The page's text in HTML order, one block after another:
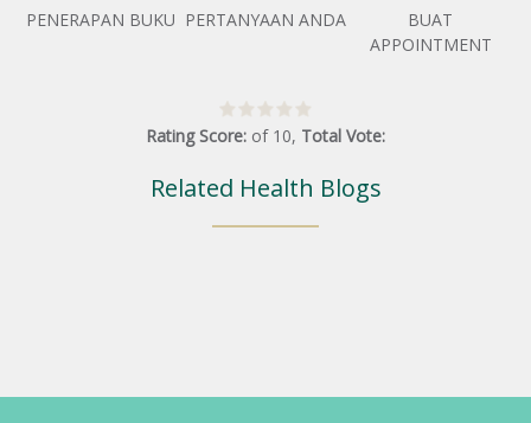
PENERAPAN BUKU PERTANYAAN ANDA
BUAT
APPOINTMENT
Rating Score: of 10, Total Vote:
Related Health Blogs